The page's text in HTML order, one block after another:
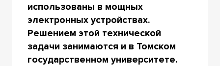
использованы в мощных
электронных устройствах.
Решением этой технической
задачи занимаются и в Томском
государственном университете.